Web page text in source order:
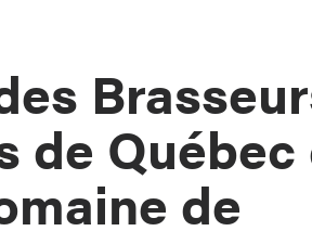
de Québec
de